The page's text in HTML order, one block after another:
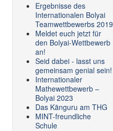
Ergebnisse des
Internationalen Bolyai
Teamwettbewerbs 2019
Meldet euch jetzt für
den Bolyai-Wettbewerb
an!
Seid dabei - lasst uns
gemeinsam genial sein!
Internationaler
Mathewettbewerb –
Bolyai 2023
Das Känguru am THG
MINT-freundliche
Schule